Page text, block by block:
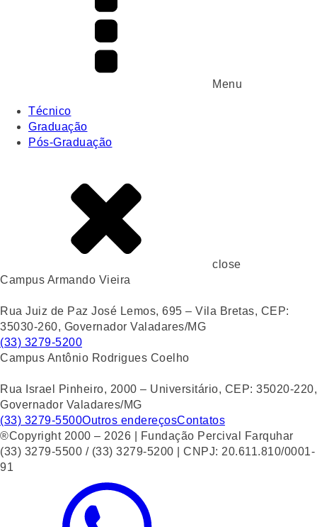
Menu
Técnico
Graduação
Pós-Graduação
close
Campus Armando Vieira
Rua Juiz de Paz José Lemos, 695 – Vila Bretas, CEP:
35030-260, Governador Valadares/MG
(33) 3279-5200
Campus Antônio Rodrigues Coelho
Rua Israel Pinheiro, 2000 – Universitário, CEP: 35020-220,
Governador Valadares/MG
(33) 3279-5500Outros endereçosContatos
®Copyright 2000 – 2026 | Fundação Percival Farquhar
(33) 3279-5500 / (33) 3279-5200 | CNPJ: 20.611.810/0001-
91